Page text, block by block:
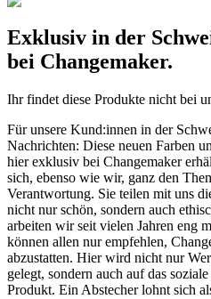
Exklusiv in der
bei Changemaker.
Ihr findet diese Produkte nicht bei
Für unsere Kund:innen in der
Nachrichten: Diese neuen Farben
hier exklusiv bei Changemaker
sich, ebenso wie wir, ganz den
Verantwortung. Sie teilen mit uns
nicht nur schön, sondern auch
arbeiten wir seit vielen Jahren eng
können allen nur empfehlen,
abzustatten. Hier wird nicht nur
gelegt, sondern auch auf das
Produkt. Ein Abstecher lohnt sich